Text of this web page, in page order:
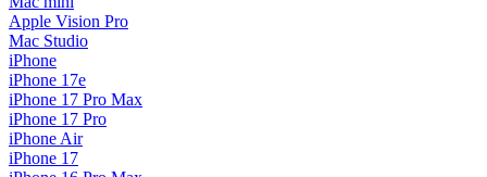
Apple Vision Pro
Mac Studio
iPhone
iPhone 17e
iPhone 17 Pro Max
iPhone 17 Pro
iPhone Air
iPhone 17